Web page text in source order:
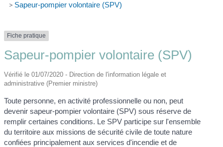
> Sapeur-pompier volontaire (SPV)
Fiche pratique
Sapeur-pompier volontaire (SPV)
Vérifié le 01/07/2020 - Direction de l'information légale et
administrative (Premier ministre)
Toute personne, en activité professionnelle ou non, peut
devenir sapeur-pompier volontaire (SPV) sous réserve de
remplir certaines conditions. Le SPV participe sur l'ensemble
du territoire aux missions de sécurité civile de toute nature
confiées principalement aux services d'incendie et de